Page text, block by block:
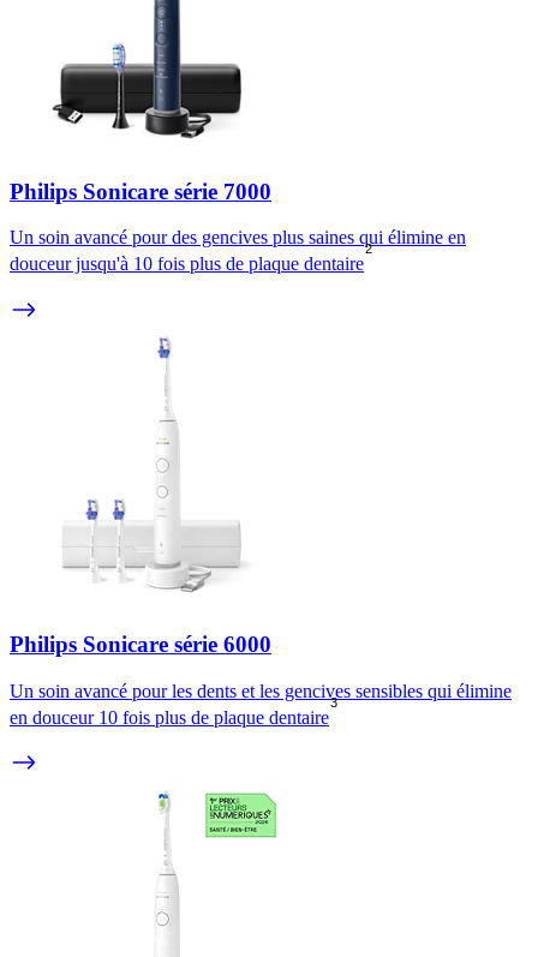
Philips Sonicare série 7000
Un soin avancé pour des gencives plus saines qui élimine en
douceur jusqu'à 10 fois plus de plaque dentaire
2
Philips Sonicare série 6000
Un soin avancé pour les dents et les gencives sensibles qui élimine
en douceur 10 fois plus de plaque dentaire
3